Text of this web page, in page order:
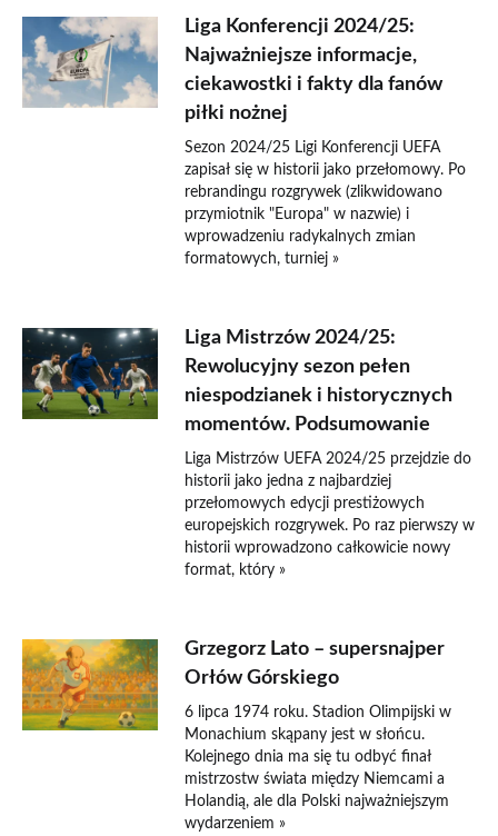
Liga Konferencji 2024/25:
Najważniejsze informacje,
ciekawostki i fakty dla fanów
piłki nożnej
Sezon 2024/25 Ligi Konferencji UEFA
zapisał się w historii jako przełomowy. Po
rebrandingu rozgrywek (zlikwidowano
przymiotnik "Europa" w nazwie) i
wprowadzeniu radykalnych zmian
formatowych, turniej »
Liga Mistrzów 2024/25:
Rewolucyjny sezon pełen
niespodzianek i historycznych
momentów. Podsumowanie
Liga Mistrzów UEFA 2024/25 przejdzie do
historii jako jedna z najbardziej
przełomowych edycji prestiżowych
europejskich rozgrywek. Po raz pierwszy w
historii wprowadzono całkowicie nowy
format, który »
Grzegorz Lato – supersnajper
Orłów Górskiego
6 lipca 1974 roku. Stadion Olimpijski w
Monachium skąpany jest w słońcu.
Kolejnego dnia ma się tu odbyć finał
mistrzostw świata między Niemcami a
Holandią, ale dla Polski najważniejszym
wydarzeniem »